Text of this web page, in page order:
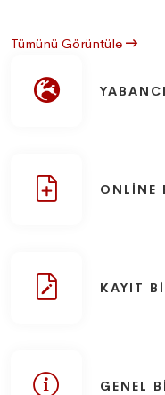
Tümünü Görüntüle
ONLINE
KAYIT
GENEL